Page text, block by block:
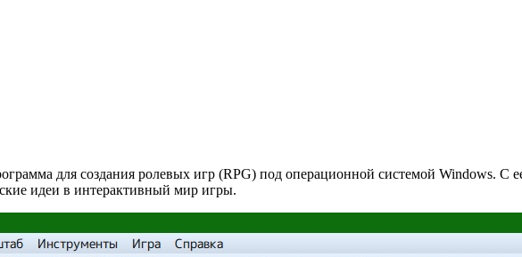
для создания ролевых игр (RPG) под операционной системой Windows. С
идеи в интерактивный мир игры.